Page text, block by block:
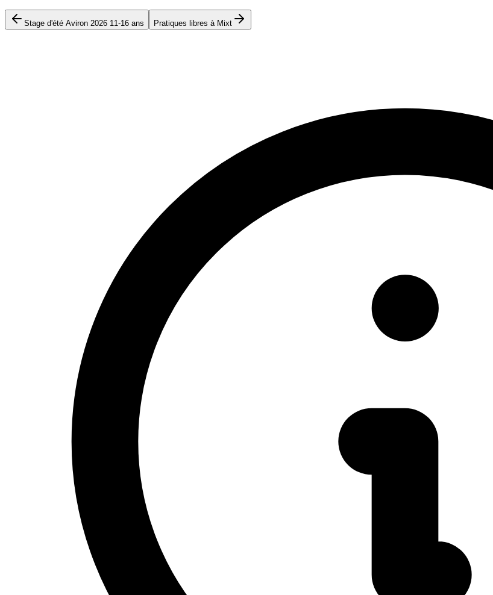
Stage d'été Aviron 2026 11-16 ans Pratiques libres à Mixt